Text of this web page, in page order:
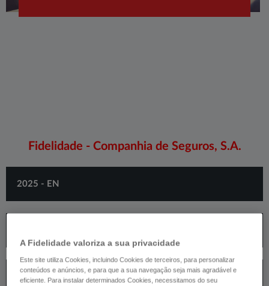
​​Fidelidade - Companhia de Seguros, S.A.
​2025 - EN​
​2024 - PT​
A Fidelidade valoriza a sua privacidade
Este site utiliza Cookies, incluindo Cookies de terceiros, para personalizar
conteúdos e anúncios, e para que a sua navegação seja mais agradável e
eficiente. Para instalar determinados Cookies, necessitamos do seu